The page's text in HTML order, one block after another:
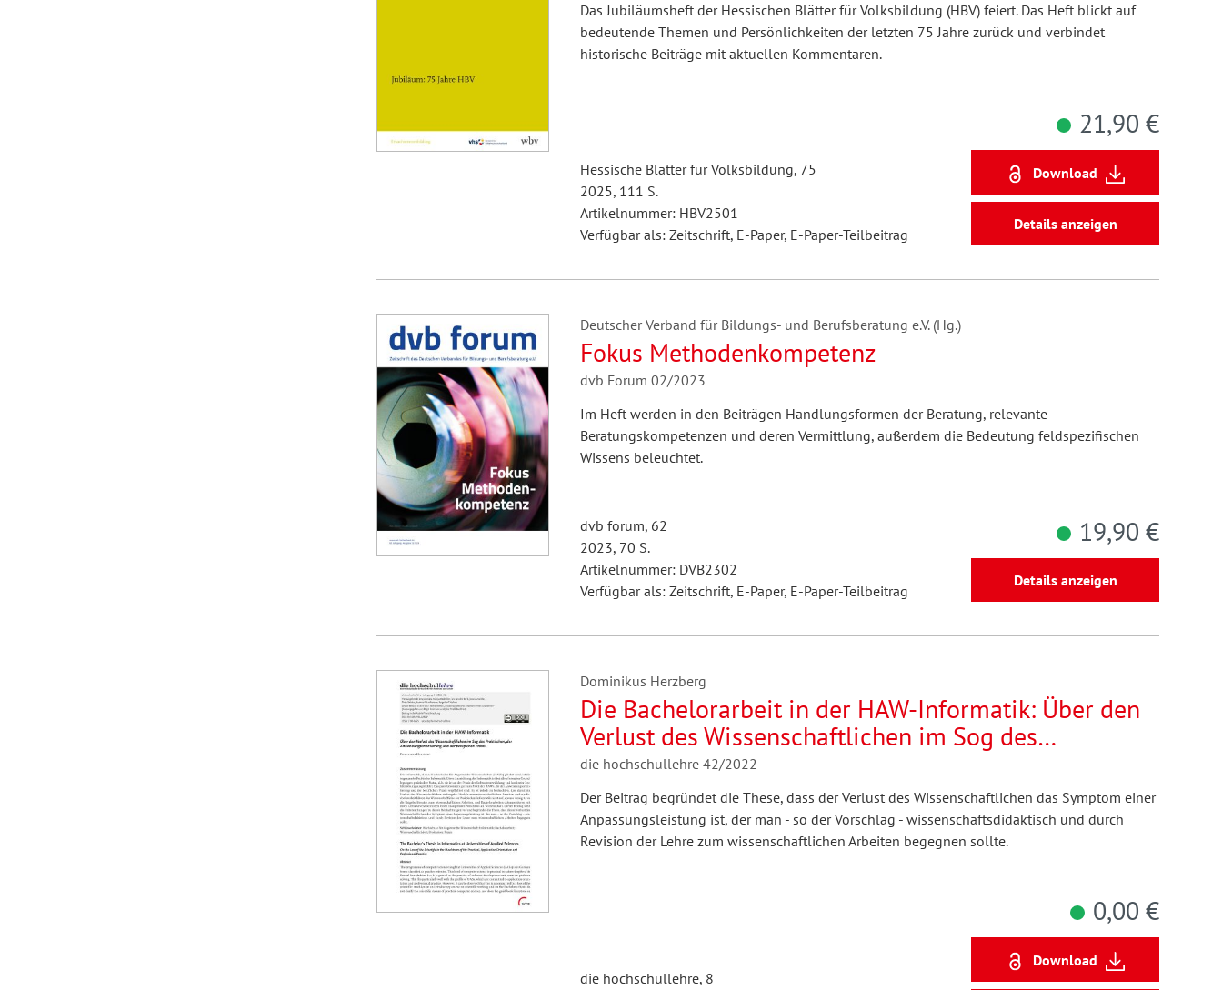
Das Jubiläumsheft der Hessischen Blätter für Volksbildung (HBV) feiert. Das Heft blickt auf
bedeutende Themen und Persönlichkeiten der letzten 75 Jahre zurück und verbindet
historische Beiträge mit aktuellen Kommentaren.
Hessische Blätter für Volksbildung, 75
2025, 111 S.
Artikelnummer: HBV2501
Verfügbar als: Zeitschrift, E-Paper, E-Paper-Teilbeitrag
21,90 €
Download
Details anzeigen
Deutscher Verband für Bildungs- und Berufsberatung e.V. (Hg.)
Fokus Methodenkompetenz
dvb Forum 02/2023
Im Heft werden in den Beiträgen Handlungsformen der Beratung, relevante
Beratungskompetenzen und deren Vermittlung, außerdem die Bedeutung feldspezifischen
Wissens beleuchtet.
dvb forum, 62
2023, 70 S.
Artikelnummer: DVB2302
Verfügbar als: Zeitschrift, E-Paper, E-Paper-Teilbeitrag
19,90 €
Details anzeigen
Dominikus Herzberg
Die Bachelorarbeit in der HAW-Informatik: Über den
Verlust des Wissenschaftlichen im Sog des
Praktischen, der Anwendungsorientierung und der
beruflichen Praxis
die hochschullehre 42/2022
Der Beitrag begründet die These, dass der Verlust des Wissenschaftlichen das Symptom einer
Anpassungsleistung ist, der man - so der Vorschlag - wissenschaftsdidaktisch und durch
Revision der Lehre zum wissenschaftlichen Arbeiten begegnen sollte.
die hochschullehre, 8
0,00 €
Download